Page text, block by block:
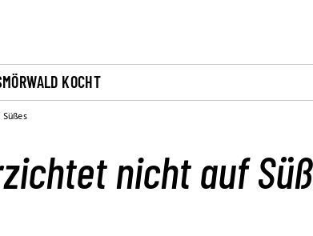
MÖRWALD KOCHT
nicht auf